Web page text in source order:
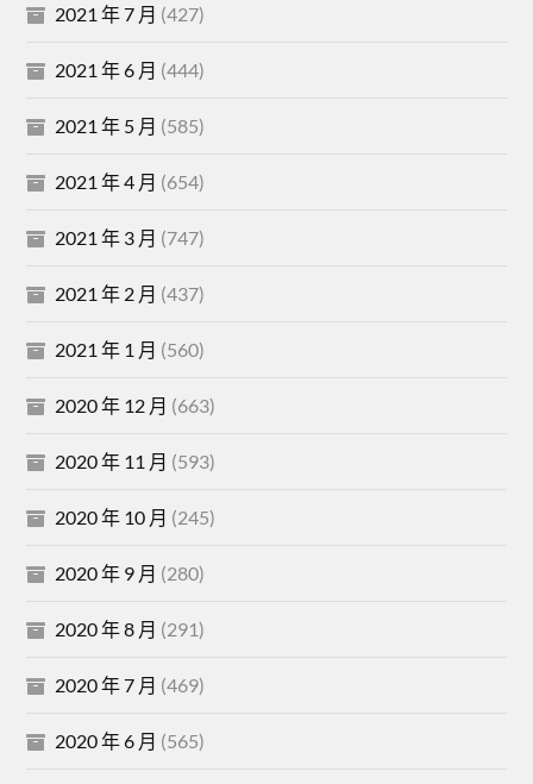
2021 年 7 月 (427)
2021 年 6 月 (444)
2021 年 5 月 (585)
2021 年 4 月 (654)
2021 年 3 月 (747)
2021 年 2 月 (437)
2021 年 1 月 (560)
2020 年 12 月 (663)
2020 年 11 月 (593)
2020 年 10 月 (245)
2020 年 9 月 (280)
2020 年 8 月 (291)
2020 年 7 月 (469)
2020 年 6 月 (565)